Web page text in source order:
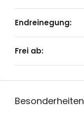
Endreinegung:
Frei ab:
Besonderheiten